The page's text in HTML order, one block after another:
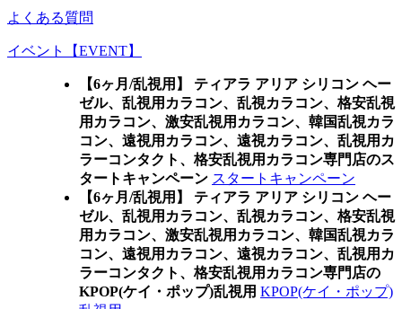
よくある質問
イベント【EVENT】
【6ヶ月/乱視用】 ティアラ アリア シリコン ヘー
ゼル、乱視用カラコン、乱視カラコン、格安乱視
用カラコン、激安乱視用カラコン、韓国乱視カラ
コン、遠視用カラコン、遠視カラコン、乱視用カ
ラーコンタクト、格安乱視用カラコン専門店のス
タートキャンペーン スタートキャンペーン
【6ヶ月/乱視用】 ティアラ アリア シリコン ヘー
ゼル、乱視用カラコン、乱視カラコン、格安乱視
用カラコン、激安乱視用カラコン、韓国乱視カラ
コン、遠視用カラコン、遠視カラコン、乱視用カ
ラーコンタクト、格安乱視用カラコン専門店の
KPOP(ケイ・ポップ)乱視用 KPOP(ケイ・ポップ)